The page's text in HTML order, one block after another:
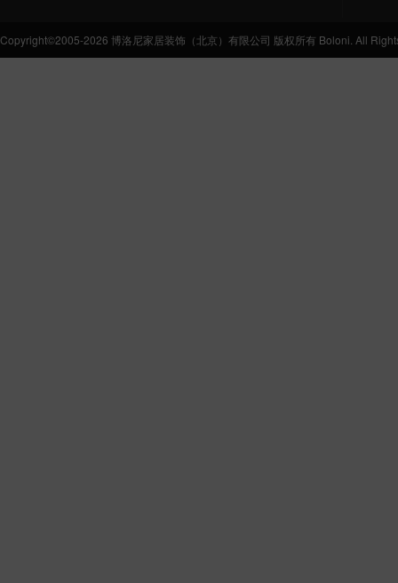
Copyright©2005-2026 博洛尼家居装饰（北京）有限公司 版权所有 Boloni. All